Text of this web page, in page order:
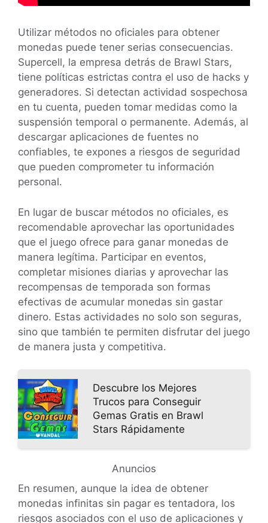
Utilizar métodos no oficiales para obtener
monedas puede tener serias consecuencias.
Supercell, la empresa detrás de Brawl Stars,
tiene políticas estrictas contra el uso de hacks y
generadores. Si detectan actividad sospechosa
en tu cuenta, pueden tomar medidas como la
suspensión temporal o permanente. Además, al
descargar aplicaciones de fuentes no
confiables, te expones a riesgos de seguridad
que pueden comprometer tu información
personal.
En lugar de buscar métodos no oficiales, es
recomendable aprovechar las oportunidades
que el juego ofrece para ganar monedas de
manera legítima. Participar en eventos,
completar misiones diarias y aprovechar las
recompensas de temporada son formas
efectivas de acumular monedas sin gastar
dinero. Estas actividades no solo son seguras,
sino que también te permiten disfrutar del juego
de manera justa y competitiva.
Descubre los Mejores
Trucos para Conseguir
Gemas Gratis en Brawl
Stars Rápidamente
Anuncios
En resumen, aunque la idea de obtener
monedas infinitas sin pagar es tentadora, los
riesgos asociados con el uso de aplicaciones y